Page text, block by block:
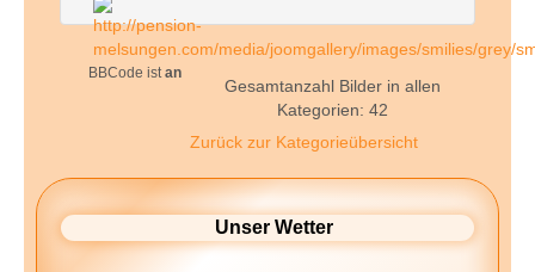
BBCode istan
Gesamtanzahl Bilder in allen
Kategorien: 42
Zurück zur Kategorieübersicht
Unser Wetter